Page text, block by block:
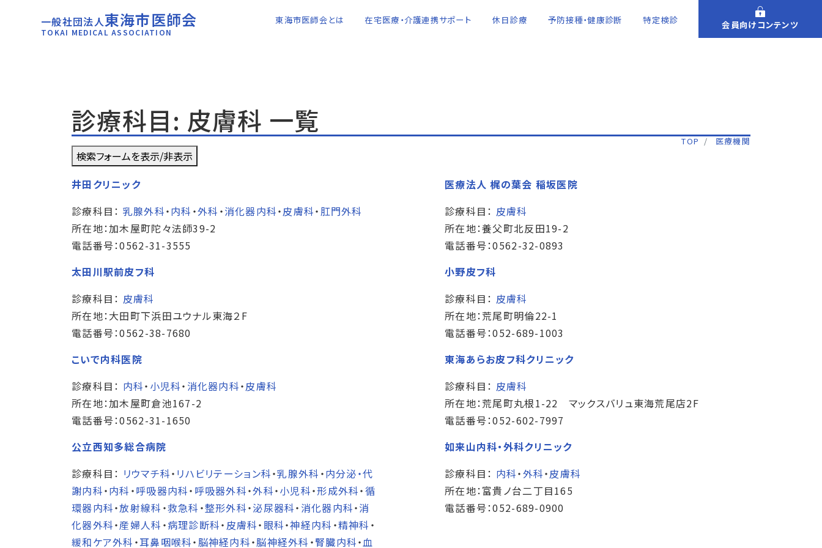
一般社団法人東海市医師会
TOKAI MEDICAL ASSOCIATION
東海市医師会とは 在宅医療・介護連携サポート 休日診療 予防接種・健康診断 特定検診 会員向けコンテンツ
診療科目: 皮膚科 一覧
TOP 医療機関
検索フォームを表示/非表示
井田クリニック
診療科目： 乳腺外科・内科 ・外科 ・消化器内科・皮膚科・ 肛門外科
所在地：加木屋町陀々法師39-2
電話番号：0562-31-3555
医療法人 梶の葉会 稲坂医院
診療科目： 皮膚科
所在地：養父町北反田19-2
電話番号：0562-32-0893
太田川駅前皮フ科
診療科目： 皮膚科
所在地：大田町下浜田ユウナル東海２F
電話番号：0562-38-7680
小野皮フ科
診療科目： 皮膚科
所在地：荒尾町明倫22-1
電話番号：052-689-1003
こいで内科医院
診療科目： 内科・ 小児科・ 消化器内科・皮膚科
所在地：加木屋町倉池167-2
電話番号：0562-31-1650
東海あらお皮フ科クリニック
診療科目： 皮膚科
所在地：荒尾町丸根1-22 マックスバリュ東海荒尾店2F
電話番号：052-602-7997
公立西知多総合病院
診療科目： リウマチ科・ リハビリテーション科・乳腺外科 ・内分泌・代
謝内科・内科 ・呼吸器内科・ 呼吸器外科・外科・小児科・形成外科・循
環器内科・放射線科 ・救急科 ・整形外科・泌尿器科・ 消化器内科・消
化器外科・産婦人科 ・病理診断科・ 皮膚科・ 眼科・神経内科 ・精神科 ・
緩和ケア外科 ・耳鼻咽喉科・脳神経内科・脳神経外科 ・腎臓内科・血
如来山内科・外科クリニック
診療科目： 内科・外科・皮膚科
所在地：富貴ノ台二丁目165
電話番号：052-689-0900